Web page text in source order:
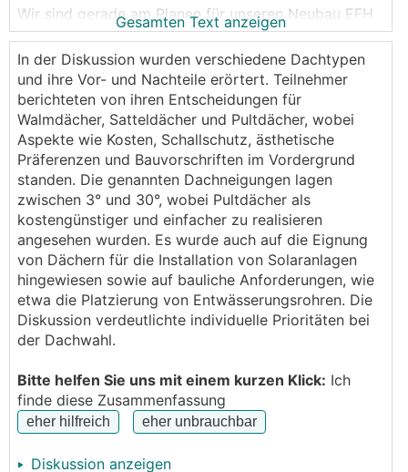
Wir sind gerade am Planen für unseren Neubau EFH
und wir wissen nicht so Recht für welche Dachform
wir uns entscheiden sollen. Grundsätzlich haben wir
BK 2 also sind wir für alles offen. Bisher war ich
relativ sicher dass wir ein Pultdach machen jedoch
bin ich vom Schallschutz(Blechdeckung laut?) und
der Zwischensparrendämmung noch nicht restlos
überzeugt(ohne oberste Geschossdecke aus
Kostengründen). Aus dem Gund wollte ich nochmal
alle Dachformen Revue passieren lassen und euch
eure Argumente anhören!
Deshalb wollte ich mal eine Grundsatzdiskussion
zum Thema Dächer und Dachformen anregen:
-welche Dachform habt ihr
-warum habt ihr euch für diese entschieden
-Schallschutz
-Errichtungskosten
-Oberste Geschossdecke pro und contra
-welche Deckung
-Raumhöhen
-nachrüstmöglichkeit PV bzw Solarthermie
Gesamten Text anzeigen
In der Diskussion wurden verschiedene Dachtypen
und ihre Vor- und Nachteile erörtert. Teilnehmer
berichteten von ihren Entscheidungen für
Walmdächer, Satteldächer und Pultdächer, wobei
Aspekte wie Kosten, Schallschutz, ästhetische
Präferenzen und Bauvorschriften im Vordergrund
standen. Die genannten Dachneigungen lagen
zwischen 3° und 30°, wobei Pultdächer als
kostengünstiger und einfacher zu realisieren
angesehen wurden. Es wurde auch auf die Eignung
von Dächern für die Installation von Solaranlagen
hingewiesen sowie auf bauliche Anforderungen, wie
etwa die Platzierung von Entwässerungsrohren. Die
Diskussion verdeutlichte individuelle Prioritäten bei
der Dachwahl.
Bitte helfen Sie uns mit einem kurzen Klick: Ich
finde diese Zusammenfassung
Diskussion anzeigen